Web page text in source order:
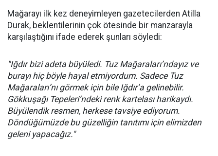
Mağarayı ilk kez deneyimleyen gazetecilerden Atilla
Durak, beklentilerinin çok ötesinde bir manzarayla
karşılaştığını ifade ederek şunları söyledi:
"Iğdır bizi adeta büyüledi. Tuz Mağaraları’ndayız ve
burayı hiç böyle hayal etmiyordum. Sadece Tuz
Mağaraları’nı görmek için bile Iğdır’a gelinebilir.
Gökkuşağı Tepeleri’ndeki renk kartelası harikaydı.
Büyülendik resmen, herkese tavsiye ediyorum.
Döndüğümüzde bu güzelliğin tanıtımı için elimizden
geleni yapacağız."